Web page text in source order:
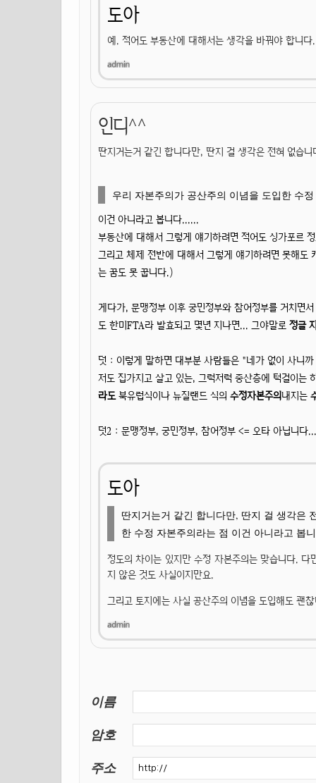
도아
예. 적어도 부동산에 대해서는 생각을 바꿔야 합니다.
인디^^
딴지거는거 같긴 합니다만, 딴지 걸 생각은 전혀 없습
우리 자본주의가 공산주의 이념을 도입한 수
이건 아니라고 봅니다......
부동산에 대해서 그렇게 얘기하려면 적어도 싱가포르
그리고 체제 전반에 대해서 그렇게 얘기하려면 못해도
는 꿈도 못 꿉니다.)
게다가, 문맹정부 이후 궁민정부와 참어정부를 거치면
도 한미FTA라 발효되고 몇년 지나면... 그야말로 정글
덧 : 이렇게 말하면 대부분 사람들은 "네가 없이 사니
저도 집가지고 살고 있는, 그럭저럭 중산층에 턱걸이
라도북유럽식이나 뉴질랜드 식의 수정자본주의내지는
덧2 : 문맹정부, 궁민정부, 참어정부 <= 오타 아닙니다
도아
딴지거는거 같긴 합니다만, 딴지 걸 생각은
한 수정 자본주의라는 점 이건 아니라고 봅
정도의 차이는 있지만 수정 자본주의는 맞습니다.
지 않은 것도 사실이지만요.
그리고 토지에는 사실 공산주의 이념을 도입해도 괜
이름
암호
주소